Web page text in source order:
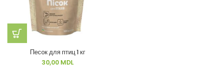
Песок для птиц 1 кг
30,00 MDL